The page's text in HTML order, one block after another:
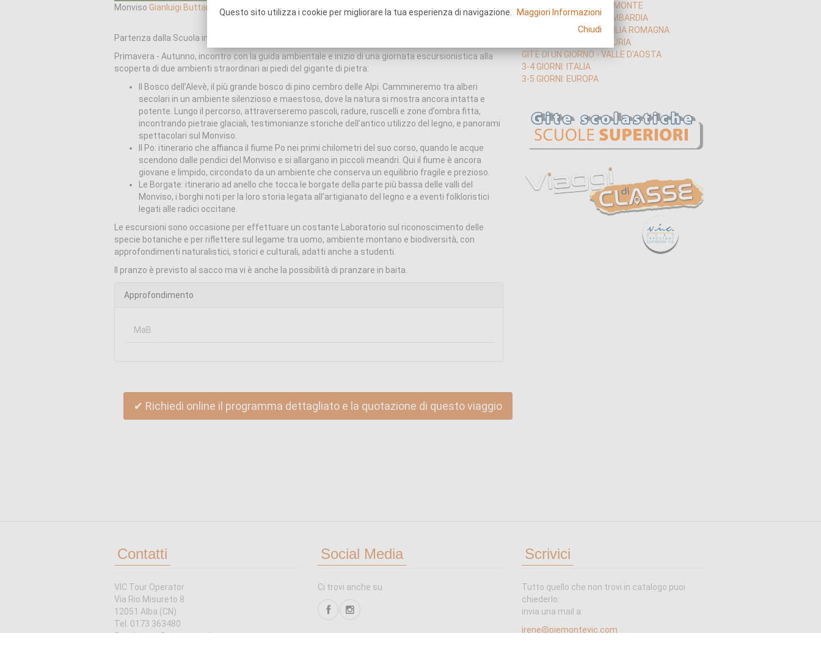
Monviso Gianluigi Buttarelli ,CC BY 4.0 , via Wikimedia Commons
Partenza dalla Scuola in direzione area Monviso MaB (Man and the Biosphere) UNESCO.
Primavera - Autunno, incontro con la guida ambientale e inizio di una giornata escursionistica alla
scoperta di due ambienti straordinari ai piedi del gigante di pietra:
Il Bosco dell’Alevè, il più grande bosco di pino cembro delle Alpi. Cammineremo tra alberi
secolari in un ambiente silenzioso e maestoso, dove la natura si mostra ancora intatta e
potente. Lungo il percorso, attraverseremo pascoli, radure, ruscelli e zone d’ombra fitta,
incontrando pietraie glaciali, testimonianze storiche dell’antico utilizzo del legno, e panorami
spettacolari sul Monviso.
Il Po: itinerario che affianca il fiume Po nei primi chilometri del suo corso, quando le acque
scendono dalle pendici del Monviso e si allargano in piccoli meandri. Qui il fiume è ancora
giovane e limpido, circondato da un ambiente che conserva un equilibrio fragile e prezioso.
Le Borgate: itinerario ad anello che tocca le borgate della parte più bassa delle valli del
Monviso, i borghi noti per la loro storia legata all’artigianato del legno e a eventi folkloristici
legati alle radici occitane.
Le escursioni sono occasione per effettuare un costante Laboratorio sul riconoscimento delle
specie botaniche e per riflettere sul legame tra uomo, ambiente montano e biodiversità, con
approfondimenti naturalistici, storici e culturali, adatti anche a studenti.
Il pranzo è previsto al sacco ma vi è anche la possibilità di pranzare in baita.
Approfondimento
MaB
✔ Richiedi online il programma dettagliato e la quotazione di questo viaggio
GITE DI UN GIORNO - PIEMONTE
GITE DI UN GIORNO - LOMBARDIA
GITE DI UN GIORNO - EMILIA ROMAGNA
GITE DI UN GIORNO - LIGURIA
GITE DI UN GIORNO - VALLE D'AOSTA
3-4 GIORNI: ITALIA
3-5 GIORNI: EUROPA
Contatti
VIC Tour Operator
Via Rio Misureto 8
12051 Alba (CN)
Tel. 0173 363480
Email:irene@piemontevic.com
Social Media
Ci trovi anche su
Scrivici
Tutto quello che non trovi in catalogo puoi
chiederlo:
invia una mail a:
irene@piemontevic.com
Questo sito utilizza i cookie per migliorare la tua esperienza di navigazione.
Maggiori Informazioni
Chiudi